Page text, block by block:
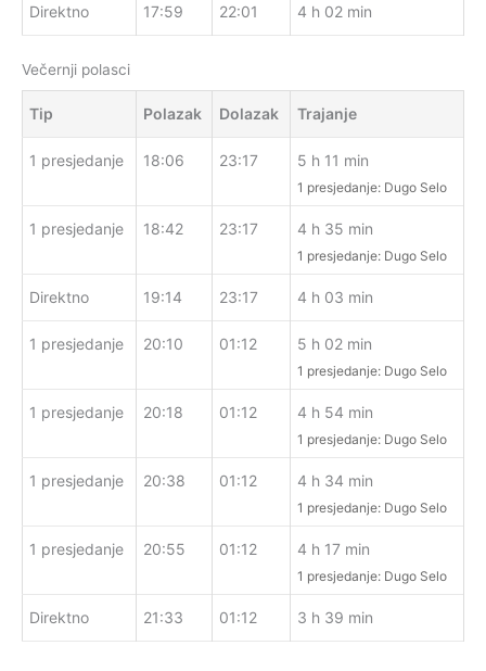
Direktno 17:59 22:01 4 h 02 min
Večernji polasci
Tip Polazak Dolazak Trajanje
1 presjedanje 18:06 23:17 5 h 11 min
1 presjedanje: Dugo Selo
1 presjedanje 18:42 23:17 4 h 35 min
1 presjedanje: Dugo Selo
Direktno 19:14 23:17 4 h 03 min
1 presjedanje 20:10 01:12 5 h 02 min
1 presjedanje: Dugo Selo
1 presjedanje 20:18 01:12 4 h 54 min
1 presjedanje: Dugo Selo
1 presjedanje 20:38 01:12 4 h 34 min
1 presjedanje: Dugo Selo
1 presjedanje 20:55 01:12 4 h 17 min
1 presjedanje: Dugo Selo
Direktno 21:33 01:12 3 h 39 min